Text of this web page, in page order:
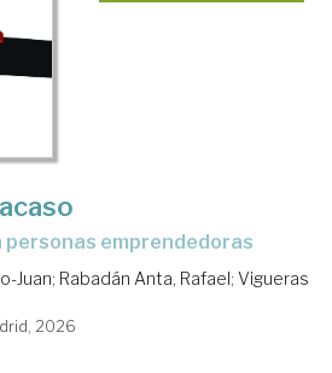
personas emprendedoras
Juan; Rabadán Anta, Rafael; Vigueras
2026